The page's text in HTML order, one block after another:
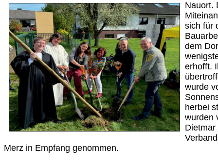
Nauort.
sich für
dem
erhofft.
wurde
herbei
wurden
Merz in Empfang genommen.